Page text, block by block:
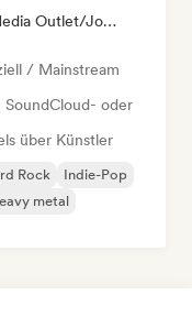
YouTube/Twitch -Kanal, Media Outlet/Journalist
/ Mainstream
SoundCloud- oder
über Künstler
Rock
Indie-Pop
metal